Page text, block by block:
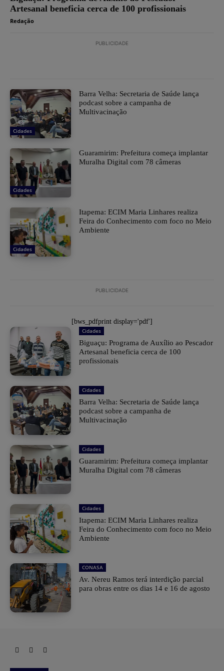
Artesanal beneficia cerca de 100 profissionais
Redação
PUBLICIDADE
Cidades
Barra Velha: Secretaria de Saúde lança
podcast sobre a campanha de
Multivacinação
Cidades
Guaramirim: Prefeitura começa implantar
Muralha Digital com 78 câmeras
Cidades
Itapema: ECIM Maria Linhares realiza
Feira do Conhecimento com foco no Meio
Ambiente
PUBLICIDADE
[bws_pdfprint display='pdf']
Cidades
Biguaçu: Programa de Auxílio ao Pescador
Artesanal beneficia cerca de 100
profissionais
Cidades
Barra Velha: Secretaria de Saúde lança
podcast sobre a campanha de
Multivacinação
Cidades
Guaramirim: Prefeitura começa implantar
Muralha Digital com 78 câmeras
Cidades
Itapema: ECIM Maria Linhares realiza
Feira do Conhecimento com foco no Meio
Ambiente
CONASA
Av. Nereu Ramos terá interdição parcial
para obras entre os dias 14 e 16 de agosto